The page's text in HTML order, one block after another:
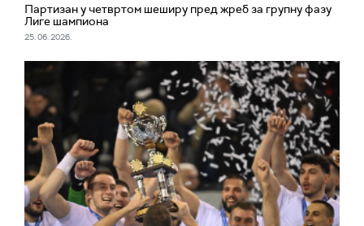
Партизан у четвртом шеширу пред жреб за групну фазу
Лиге шампиона
25. 06. 2026.